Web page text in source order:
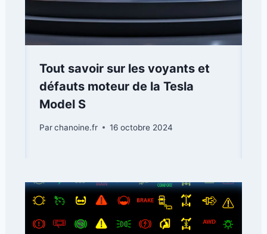
Tout savoir sur les voyants et
défauts moteur de la Tesla
Model S
Parchanoine.fr 16 octobre 2024